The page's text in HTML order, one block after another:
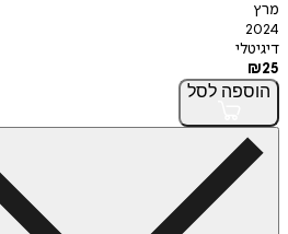
מרץ
2024
דיגיטלי
₪25
הוספה לסל